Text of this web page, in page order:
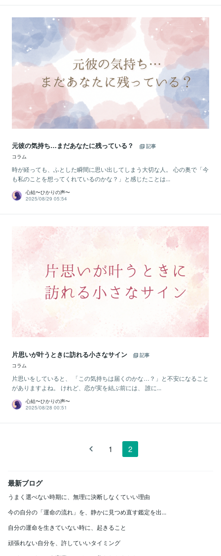
元彼の気持ち…まだあなたに残っている？
記事
コラム
時が経っても、ふとした瞬間に思い出してしまう大切な人。 心の奥で「今
も私のことを想ってくれているのかな？」と感じたことは...
心結〜ひかりの声〜
2025/08/29 05:54
片思いが叶うときに訪れる小さなサイン
記事
コラム
片思いをしていると、 「この気持ちは届くのかな…？」と不安になること
がありますよね。 けれど、恋が実を結ぶ前には、 誰に...
心結〜ひかりの声〜
2025/08/28 00:51
1 2
最新ブログ
うまく選べない時期に、無理に決断しなくていい理由
今の自分の「運命の流れ」を、静かに見つめ直す鑑定を出...
自分の運命を生きていない時に、起きること
頑張れない自分を、許していいタイミング